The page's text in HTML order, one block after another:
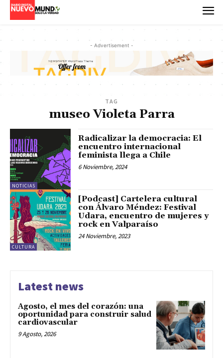
- Advertisement -
TAG
museo Violeta Parra
NOTICIAS
Radicalizar la democracia: El
encuentro internacional
feminista llega a Chile
6 Noviembre, 2024
CULTURA
[Podcast] Cartelera cultural
con Álvaro Méndez: Festival
Udara, encuentro de mujeres y
rock en Valparaíso
24 Noviembre, 2023
Latest news
Agosto, el mes del corazón: una
oportunidad para construir salud
cardiovascular
9 Agosto, 2026